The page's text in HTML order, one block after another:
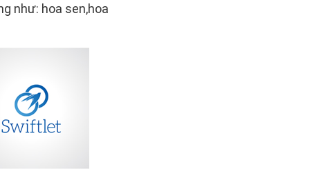
như: hoa sen,hoa